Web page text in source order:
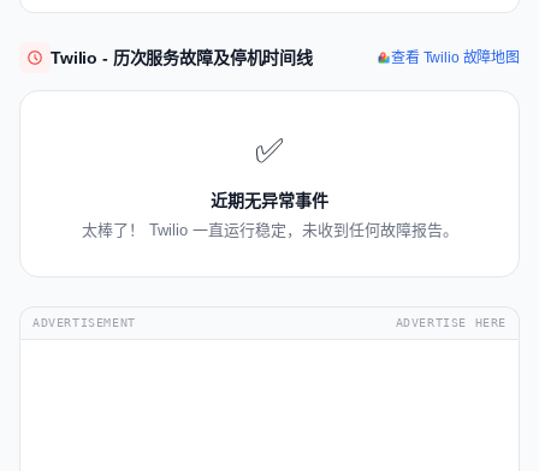
Twilio - 历次服务故障及停机时间线 查看 Twilio 故障地图
✅
近期无异常事件
太棒了！ Twilio 一直运行稳定，未收到任何故障报告。
ADVERTISEMENT ADVERTISE HERE